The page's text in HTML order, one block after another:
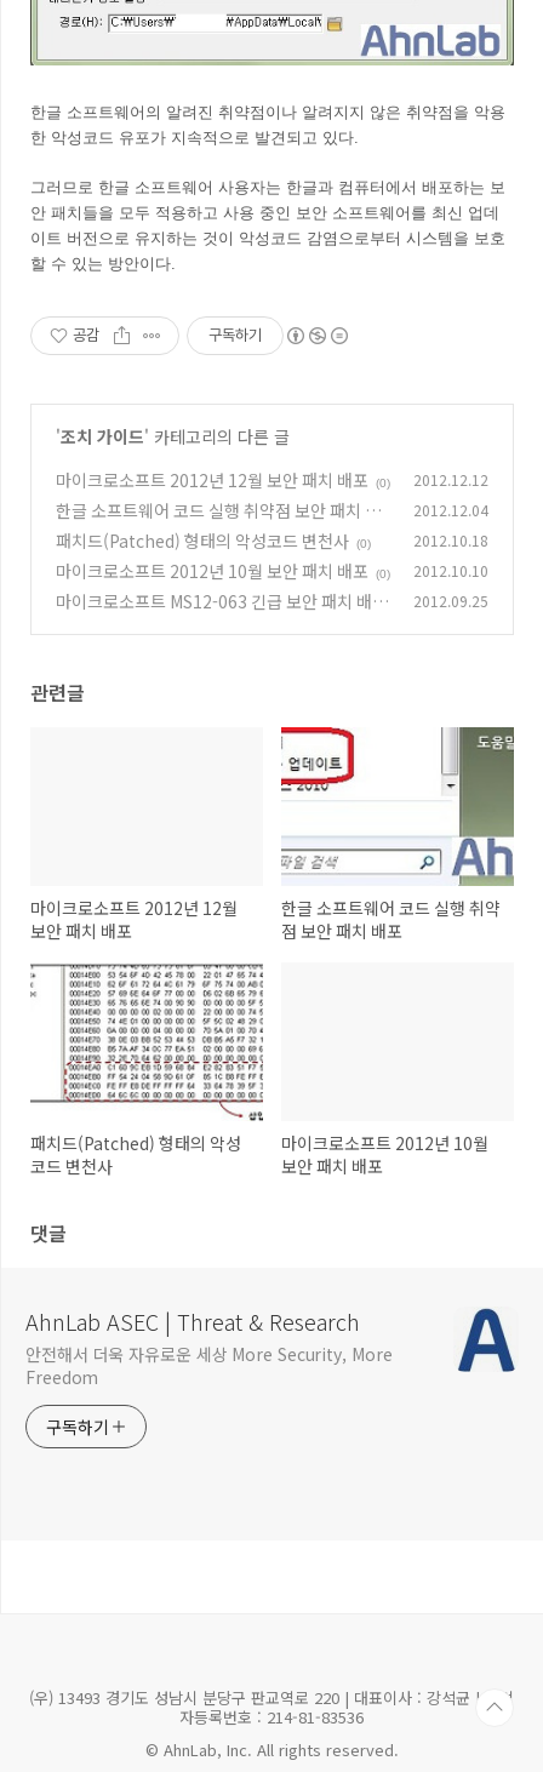
한글 소프트웨어의 알려진 취약점이나 알려지지 않은 취약점을 악용
한 악성코드 유포가 지속적으로 발견되고 있다.
그러므로 한글 소프트웨어 사용자는 한글과 컴퓨터에서 배포하는 보
안 패치들을 모두 적용하고 사용 중인 보안 소프트웨어를 최신 업데
이트 버전으로 유지하는 것이 악성코드 감염으로부터 시스템을 보호
할 수 있는 방안이다.
공감 구독하기
'조치 가이드' 카테고리의 다른 글
마이크로소프트 2012년 12월 보안 패치 배포
(0) 2012.12.12
한글 소프트웨어 코드 실행 취약점 보안 패치 배
포
(0)
2012.12.04
패치드(Patched) 형태의 악성코드 변천사 (0) 2012.10.18
마이크로소프트 2012년 10월 보안 패치 배포 (0) 2012.10.10
마이크로소프트 MS12-063 긴급 보안 패치 배포 2012.09.25
관련글
마이크로소프트 2012년 12월
보안 패치 배포
한글 소프트웨어 코드 실행 취약
점 보안 패치 배포
패치드(Patched) 형태의 악성
코드 변천사
마이크로소프트 2012년 10월
보안 패치 배포
댓글
AhnLab ASEC | Threat & Research
안전해서 더욱 자유로운 세상 More Security, More
Freedom
구독하기
(우) 13493 경기도 성남시 분당구 판교역로 220 | 대표이사 : 강석균 | 사업
자등록번호 : 214-81-83536
© AhnLab, Inc. All rights reserved.